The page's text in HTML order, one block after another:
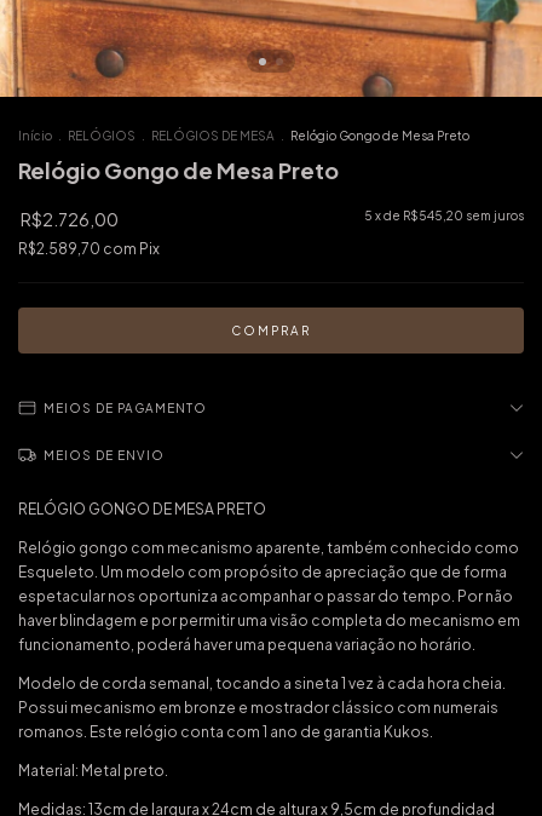
Início RELÓGIOS RELÓGIOS DE MESA Relógio Gongo de Mesa Preto
Relógio Gongo de Mesa Preto
R$2.726,00 5 x de R$545,20 sem juros
R$2.589,70 com Pix
MEIOS DE PAGAMENTO
MEIOS DE ENVIO
RELÓGIO GONGO DE MESA PRETO
Relógio gongo com mecanismo aparente, também conhecido como
Esqueleto. Um modelo com propósito de apreciação que de forma
espetacular nos oportuniza acompanhar o passar do tempo. Por não
haver blindagem e por permitir uma visão completa do mecanismo em
funcionamento, poderá haver uma pequena variação no horário.
Modelo de corda semanal, tocando a sineta 1 vez à cada hora cheia.
Possui mecanismo em bronze e mostrador clássico com numerais
romanos. Este relógio conta com 1 ano de garantia Kukos.
Material: Metal preto.
Medidas: 13cm de largura x 24cm de altura x 9,5cm de profundidad